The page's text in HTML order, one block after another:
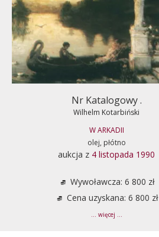
Nr Katalogowy .
Wilhelm Kotarbiński
W ARKADII
olej, płótno
aukcja z 4 listopada 1990
Wywoławcza: 6 800 zł
Cena uzyskana: 6 800 zł
... więcej ...